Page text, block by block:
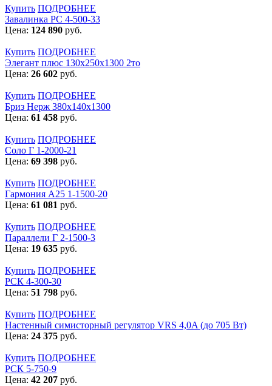
Купить ПОДРОБНЕЕ
Завалинка РС 4-500-33
Цена: 124 890 руб.
Купить ПОДРОБНЕЕ
Элегант плюс 130x250x1300 2то
Цена: 26 602 руб.
Купить ПОДРОБНЕЕ
Бриз Нерж 380х140х1300
Цена: 61 458 руб.
Купить ПОДРОБНЕЕ
Соло Г 1-2000-21
Цена: 69 398 руб.
Купить ПОДРОБНЕЕ
Гармония А25 1-1500-20
Цена: 61 081 руб.
Купить ПОДРОБНЕЕ
Параллели Г 2-1500-3
Цена: 19 635 руб.
Купить ПОДРОБНЕЕ
РСК 4-300-30
Цена: 51 798 руб.
Купить ПОДРОБНЕЕ
Настенный симисторный регулятор VRS 4,0A (до 705 Вт)
Цена: 24 375 руб.
Купить ПОДРОБНЕЕ
РСК 5-750-9
Цена: 42 207 руб.